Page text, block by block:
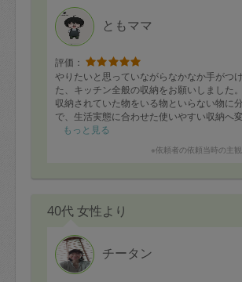
たり、話しかけたりの中での作業ありがと
た。
星4つなのは、2回目に訪問していただくま
り、写真を何枚も撮ってメールしたり、棚な
測ってメールしたり…。
1回目の訪問の帰り際にやっていっていただ
たなと思いました。
ともママ
評価：
やりたいと思っていながらなかなか手がつ
た、キッチン全般の収納をお願いしました。
収納されていた物をいる物といらない物に
で、生活実態に合わせた使いやすい収納へ
した。
とても話しやすい方で、こちらからもいろ
してくださいました。
時間内で全部が終わらなかったので、また次
もっと見る
※依頼者の依頼当時の主観
40代 女性より
チータン